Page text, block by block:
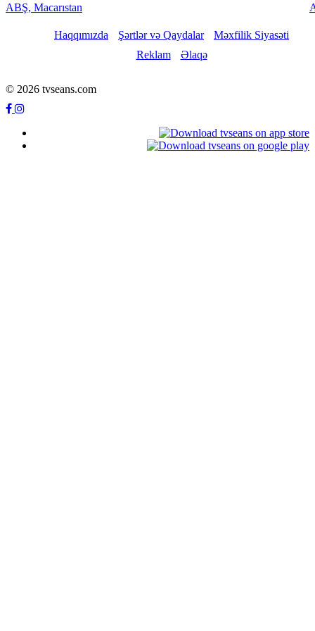
ABŞ, Macarıstan
Haqqımızda Şərtlər və Qaydalar
Məxfilik Siyasəti
Reklam
Əlaqə
© 2026 tvseans.com